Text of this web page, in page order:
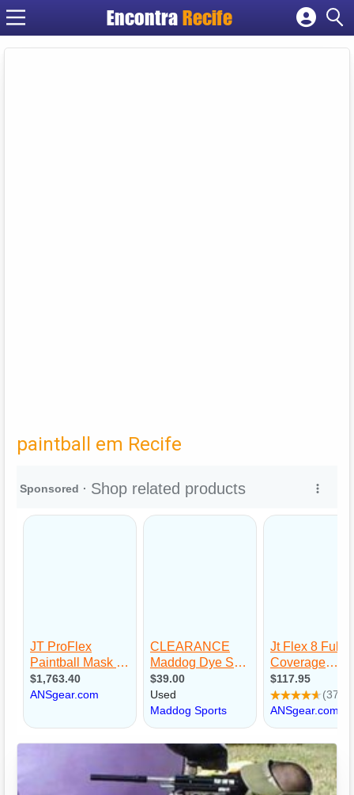
Encontra Recife
Cadastrar empresa
paintball em Recife